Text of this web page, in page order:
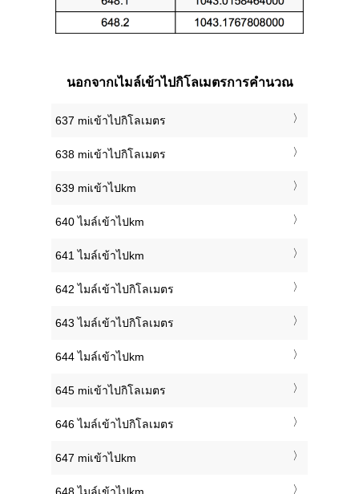
นอกจากเไมล์เข้าไปกิโลเมตรการคำนวณ
637 miเข้าไปกิโลเมตร
638 miเข้าไปกิโลเมตร
639 miเข้าไปkm
640 ไมล์เข้าไปkm
641 ไมล์เข้าไปkm
642 ไมล์เข้าไปกิโลเมตร
643 ไมล์เข้าไปกิโลเมตร
644 ไมล์เข้าไปkm
645 miเข้าไปกิโลเมตร
646 ไมล์เข้าไปกิโลเมตร
647 miเข้าไปkm